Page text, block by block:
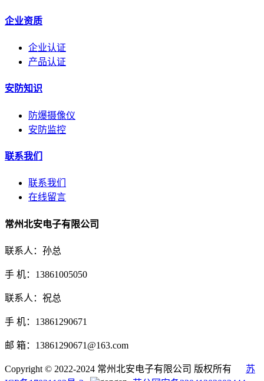
企业资质
企业认证
产品认证
安防知识
防爆摄像仪
安防监控
联系我们
联系我们
在线留言
常州北安电子有限公司
联系人：孙总
手 机：13861005050
联系人：祝总
手 机：13861290671
邮 箱：13861290671@163.com
Copyright © 2022-2024 常州北安电子有限公司 版权所有 苏